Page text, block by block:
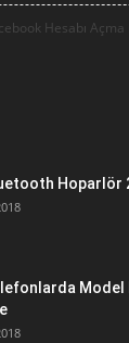
Hesabı Açma
Hoparlör
Model